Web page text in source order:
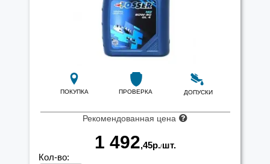
ПОКУПКА ПРОВЕРКА ДОПУСКИ
Рекомендованная цена
1 492,45р./шт.
Кол-во: